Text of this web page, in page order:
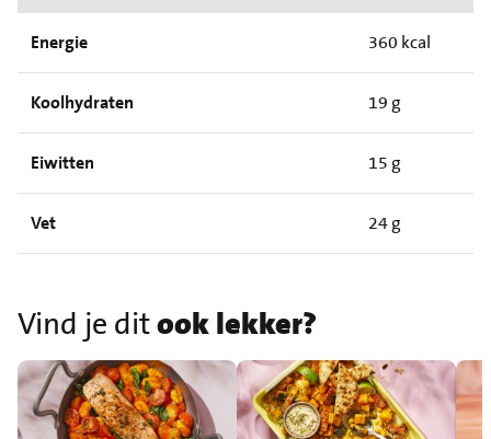
Energie 360 kcal
Koolhydraten 19 g
Eiwitten 15 g
Vet 24 g
Vind je ditook lekker?